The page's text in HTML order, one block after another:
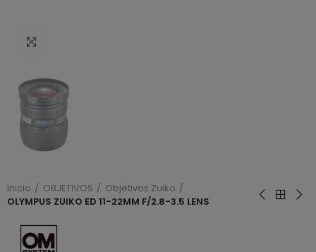
Inicio OBJETIVOS
Objetivos Zuiko
OLYMPUS ZUIKO ED 11-22MM F/2.8-3.5 LENS